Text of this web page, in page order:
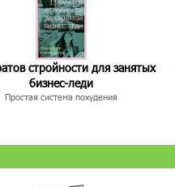
стройности для занятых
бизнес-леди
Простая система похудения